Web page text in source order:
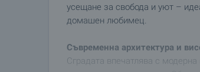
усещане за свобода и уют –
домашен любимец.
Съвременна архитектура и
Сградата впечатлява с